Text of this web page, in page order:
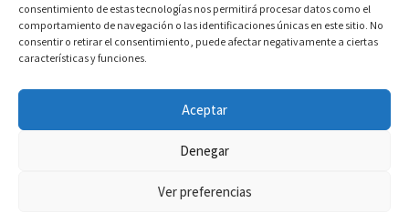
consentimiento de estas tecnologías nos permitirá procesar datos como el
comportamiento de navegación o las identificaciones únicas en este sitio. No
consentir o retirar el consentimiento, puede afectar negativamente a ciertas
características y funciones.
Aceptar
Denegar
Ver preferencias
Cookies
Sitemap Política de cookies (UE)
Copyright © 2022 |Desarrollo web y motor de reservas
Conectatec